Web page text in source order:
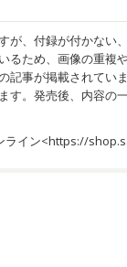
が、付録が付かな
るため、画像の重
記事が掲載されて
す。発売後、内容
ライン<https://